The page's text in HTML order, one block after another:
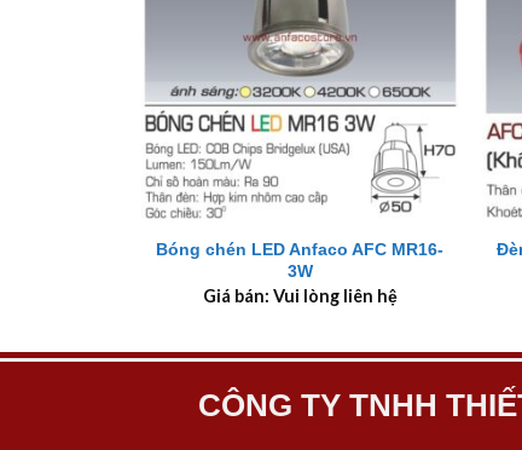
+
Bóng chén LED Anfaco AFC MR16-
3W
Giá bán: Vui lòng liên hệ
+
CÔNG TY TNHH